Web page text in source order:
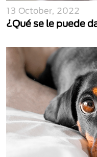
13 October, 2022
¿Qué se le puede